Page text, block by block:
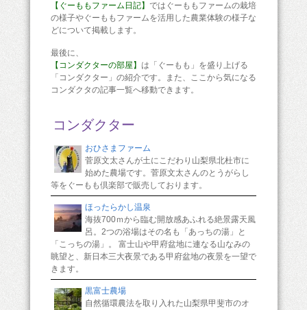
【ぐーももファーム日記】 ではぐーももファームの栽培
の様子やぐーももファームを活用した農業体験の様子な
どについて掲載します。
最後に、
【コンダクターの部屋】 は「ぐーもも」を盛り上げる
「コンダクター」の紹介です。また、ここから気になる
コンダクタの記事一覧へ移動できます。
コンダクター
おひさまファーム
菅原文太さんが土にこだわり山梨県北杜市に
始めた農場です。菅原文太さんのとうがらし
等をぐーもも倶楽部で販売しております。
ほったらかし温泉
海抜700ｍから臨む開放感あふれる絶景露天風
呂。2つの浴場はその名も「あっちの湯」と
「こっちの湯」。 富士山や甲府盆地に連なる山なみの
眺望と、新日本三大夜景である甲府盆地の夜景を一望で
きます。
黒富士農場
自然循環農法を取り入れた山梨県甲斐市のオ